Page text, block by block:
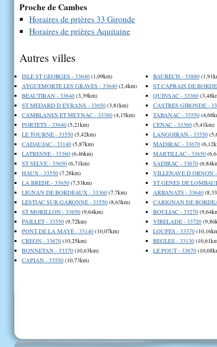
Proche de Cambes
Horaires de prières 33 Gironde
Horaires de prières Aquitaine
Autres villes
ISLE ST GEORGES - 33640(1,09km)
AYGUEMORTE LES GRAVES - 33640(2,4km)
BEAUTIRAN - 33640(3,39km)
ST MEDARD D EYRANS - 33650(3,81km)
CAMBLANES ET MEYNAC - 33360(4,15km)
PORTETS - 33640(5,21km)
LE TOURNE - 33550(5,42km)
CADAUJAC - 33140(5,87km)
LATRESNE - 33360(6,46km)
ST SELVE - 33650(6,71km)
HAUX - 33550(7,28km)
LA BREDE - 33650(7,53km)
LIGNAN DE BORDEAUX - 33360(7,7km)
LESTIAC SUR GARONNE - 33550(8,63km)
ST MORILLON - 33650(9,64km)
PAILLET - 33550(9,72km)
PONT DE LA MAYE - 33140(10,07km)
CREON - 33670(10,25km)
BONNETAN - 33370(10,63km)
CAPIAN - 33550(10,73km)
BAURECH - 33880
ST CAPRAIS DE
QUINSAC - 33360
CASTRES GIRONDE -
TABANAC - 33550
CENAC - 33360(5,41km)
LANGOIRAN - 33550
MADIRAC - 33670
MARTILLAC - 33650
SADIRAC - 33670
VILLENAVE D ORNON -
ST GENES DE
ARBANATS - 33640
CARIGNAN DE
BOULIAC - 33270
VIRELADE - 33720
LOUPES - 33370
BEGLES - 33130
LE POUT - 33670